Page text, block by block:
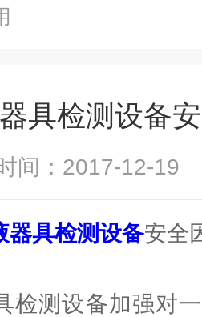
具检测设备
间：2017-12-
器具检测设备安全
测设备加强对一